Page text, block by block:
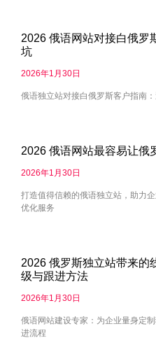
2026 俄语网站对接白俄罗
坑
2026年1月30日
俄语独立站对接白俄罗斯客户指南
2026 俄语网站最容易让俄
2026年1月30日
打造值得信赖的俄语独立站，助力
优化服务
2026 俄罗斯独立站带来的
级与跟进方法
2026年1月30日
俄语网站建设专家：为企业量身定
进流程